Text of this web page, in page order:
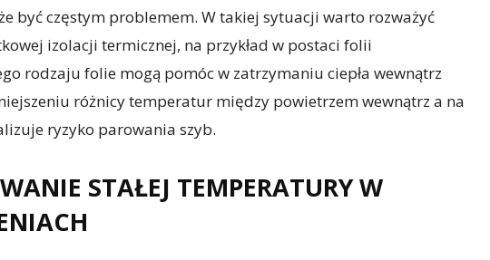
być częstym problemem. W takiej sytuacji warto rozważyć
izolacji termicznej, na przykład w postaci folii
rodzaju folie mogą pomóc w zatrzymaniu ciepła wewnątrz
różnicy temperatur między powietrzem wewnątrz a na
ryzyko parowania szyb.
STAŁEJ TEMPERATURY W